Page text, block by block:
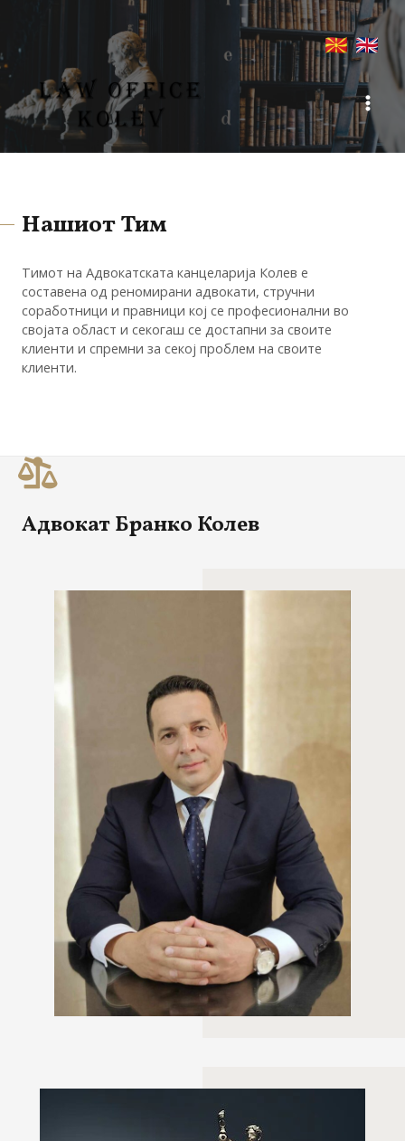
Нашиот Тим
Тимот на Адвокатската канцеларија Колев е
составена од реномирани адвокати, стручни
соработници и правници кој се професионални во
својата област и секогаш се достапни за своите
клиенти и спремни за секој проблем на своите
клиенти.
Адвокат Бранко Колев